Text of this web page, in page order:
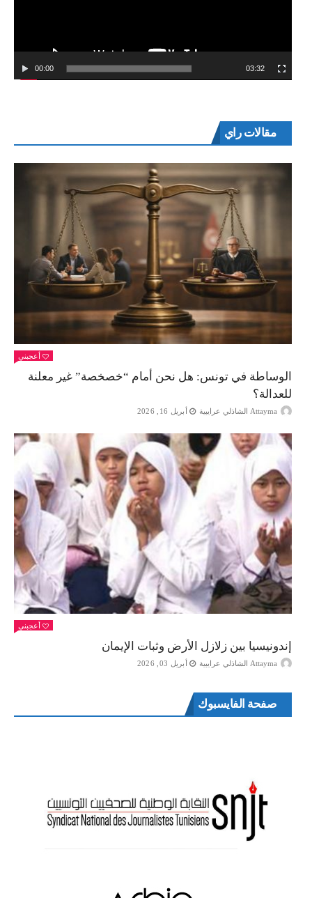
00:00 03:32
مقالات راي
أعجبني
الوساطة في تونس: هل نحن أمام “خصخصة” غير معلنة
للعدالة؟
Attayma الشاذلي عرايبية أبريل 16, 2026
أعجبني
إندونيسيا بين زلازل الأرض وثبات الإيمان
Attayma الشاذلي عرايبية أبريل 03, 2026
صفحة الفايسبوك